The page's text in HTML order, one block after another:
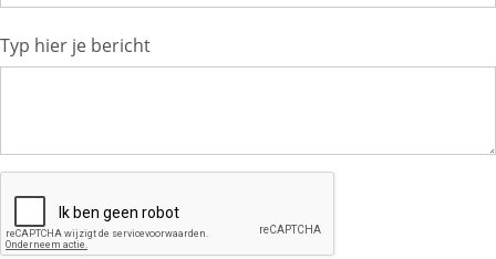
Typ hier je bericht